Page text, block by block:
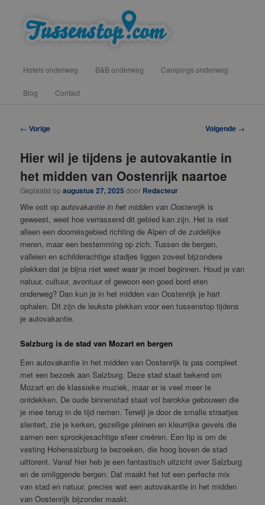
vind hotels, campings en b&b onderweg voor een tussenstop
Hotels onderweg B&B onderweg Campings onderweg
Blog Contact
Berichtnavigatie
← Vorige Volgende →
Hier wil je tijdens je autovakantie in
het midden van Oostenrijk naartoe
Geplaatst opaugustus 27, 2025 door Redacteur
Wie ooit opautovakantie in het midden van Oostenrijk is
geweest, weet hoe verrassend dit gebied kan zijn. Het is niet
alleen een doorreisgebied richting de Alpen of de zuidelijke
meren, maar een bestemming op zich. Tussen de bergen,
valleien en schilderachtige stadjes liggen zoveel bijzondere
plekken dat je bijna niet weet waar je moet beginnen. Houd je van
natuur, cultuur, avontuur of gewoon een goed bord eten
onderweg? Dan kun je in het midden van Oostenrijk je hart
ophalen. Dit zijn de leukste plekken voor een tussenstop tijdens
je autovakantie.
Salzburg is de stad van Mozart en bergen
Een autovakantie in het midden van Oostenrijk is pas compleet
met een bezoek aan Salzburg. Deze stad staat bekend om
Mozart en de klassieke muziek, maar er is veel meer te
ontdekken. De oude binnenstad staat vol barokke gebouwen die
je mee terug in de tijd nemen. Terwijl je door de smalle straatjes
slentert, zie je kerken, gezellige pleinen en kleurrijke gevels die
samen een sprookjesachtige sfeer creëren. Een tip is om de
vesting Hohensalzburg te bezoeken, die hoog boven de stad
uittorent. Vanaf hier heb je een fantastisch uitzicht over Salzburg
en de omliggende bergen. Dat maakt het tot een perfecte mix
van stad en natuur, precies wat een autovakantie in het midden
van Oostenrijk bijzonder maakt.